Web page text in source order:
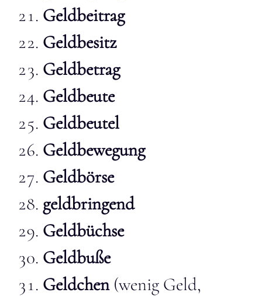
Geldbeitrag
Geldbesitz
Geldbetrag
Geldbeute
Geldbeutel
Geldbewegung
Geldbörse
geldbringend
Geldbüchse
Geldbuße
Geldchen(wenig Geld,